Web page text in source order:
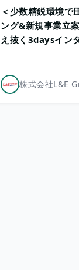
＜少数精鋭環境で
ング&新規事業立
え抜く3daysイン
株式会社L&E